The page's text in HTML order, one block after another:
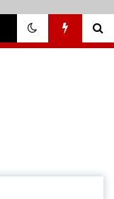
und